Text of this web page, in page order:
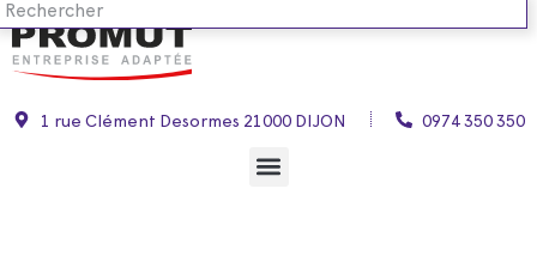
1 rue Clément Desormes 21000 DIJON 0974 350 350